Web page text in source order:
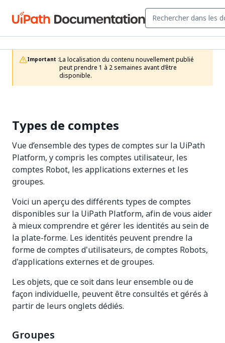
Important :La localisation du contenu nouvellement publié
peut prendre 1 à 2 semaines avant d’être
disponible.
Types de comptes
Vue d’ensemble des types de comptes sur la UiPath
Platform, y compris les comptes utilisateur, les
comptes Robot, les applications externes et les
groupes.
Voici un aperçu des différents types de comptes
disponibles sur la UiPath Platform, afin de vous aider
à mieux comprendre et gérer les identités au sein de
la plate-forme. Les identités peuvent prendre la
forme de comptes d'utilisateurs, de comptes Robots,
d'applications externes et de groupes.
Les objets, que ce soit dans leur ensemble ou de
façon individuelle, peuvent être consultés et gérés à
partir de leurs onglets dédiés.
Groupes